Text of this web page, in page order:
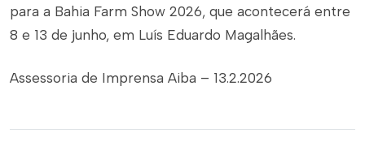
para a Bahia Farm Show 2026, que acontecerá entre
8 e 13 de junho, em Luís Eduardo Magalhães.
Assessoria de Imprensa Aiba – 13.2.2026